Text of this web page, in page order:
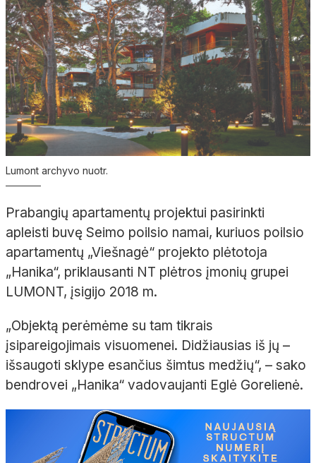
Lumont archyvo nuotr.
Prabangių apartamentų projektui pasirinkti
apleisti buvę Seimo poilsio namai, kuriuos poilsio
apartamentų „Viešnagė“ projekto plėtotoja
„Hanika“, priklausanti NT plėtros įmonių grupei
LUMONT, įsigijo 2018 m.
„Objektą perėmėme su tam tikrais
įsipareigojimais visuomenei. Didžiausias iš jų –
išsaugoti sklype esančius šimtus medžių“, – sako
bendrovei „Hanika“ vadovaujanti Eglė Gorelienė.